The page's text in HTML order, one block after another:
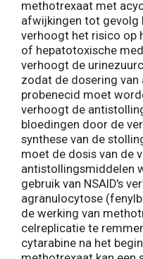
methotrexaat met
afwijkingen tot gevolg
verhoogt het risico op
of hepatotoxische
verhoogt de
zodat de dosering
probenecid moet
verhoogt de
bloedingen door de
synthese van de
moet de dosis van de
antistollingsmiddelen
gebruik van NSAID's
agranulocytose
de werking van
celreplicatie te
cytarabine na het